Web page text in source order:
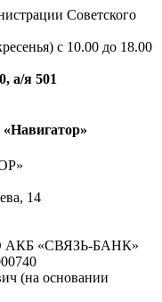
Советского
с 10.00 до 18.00
а/я 501
14
«СВЯЗЬ-БАНК»
(на основании